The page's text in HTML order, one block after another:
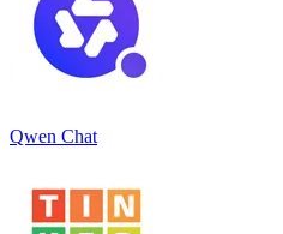
Qwen Chat